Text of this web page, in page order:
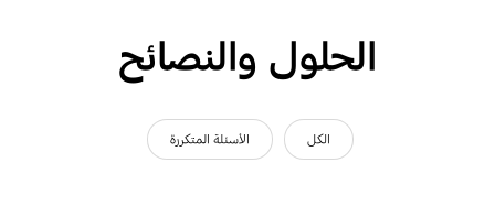
الحلول والنصائح
الكل الأسئلة المتكررة